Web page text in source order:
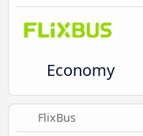
Economy
FlixBus